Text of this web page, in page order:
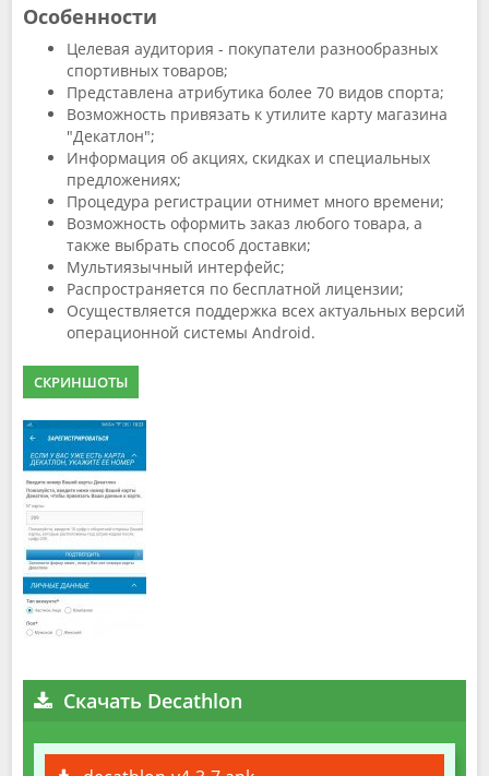
Особенности
Целевая аудитория - покупатели разнообразных
спортивных товаров;
Представлена атрибутика более 70 видов спорта;
Возможность привязать к утилите карту магазина
"Декатлон";
Информация об акциях, скидках и специальных
предложениях;
Процедура регистрации отнимет много времени;
Возможность оформить заказ любого товара, а
также выбрать способ доставки;
Мультиязычный интерфейс;
Распространяется по бесплатной лицензии;
Осуществляется поддержка всех актуальных версий
операционной системы Android.
СКРИНШОТЫ
Скачать Decathlon